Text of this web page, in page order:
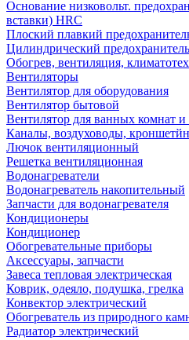
Основание низковольт.
вставки) HRC
Плоский плавкий
Цилиндрический предохранитель
Обогрев, вентиляция,
Вентиляторы
Вентилятор для оборудования
Вентилятор бытовой
Вентилятор для ванных комнат и
Каналы, воздуховоды,
Лючок вентиляционный
Решетка вентиляционная
Водонагреватели
Водонагреватель накопительный
Запчасти для водонагревателя
Кондиционеры
Кондиционер
Обогревательные приборы
Аксессуары, запчасти
Завеса тепловая электрическая
Коврик, одеяло, подушка, грелка
Конвектор электрический
Обогреватель из природного
Радиатор электрический